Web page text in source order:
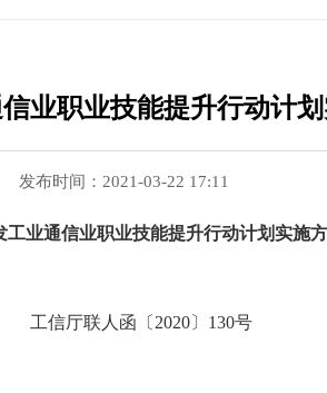
业职业技能提升行动计
发布时间：2021-03-22 17:11
工业通信业职业技能提升行动计划实施
工信厅联人函〔2020〕130号